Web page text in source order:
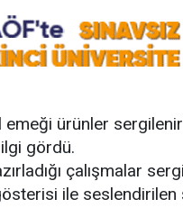
emeği ürünler
gördü.
çalışmalar
ile seslendirilen